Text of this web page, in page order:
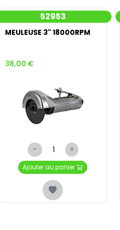
52953
MEULEUSE 3" 18000RPM
38,00 €
- +
Ajouter au panier